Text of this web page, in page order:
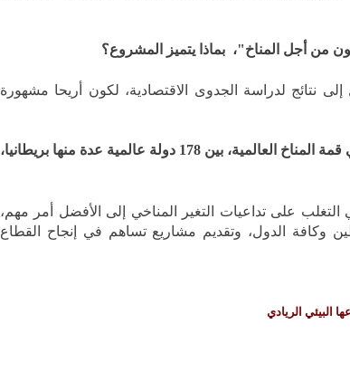
من أجل المناخ"، بماذا يتميز المشروع؟
نتائج لدراسة الجدوى الاقتصادية، لكون أريحا مشهورة
إذا حصد مشروعك الذي سيكون سفير فلسطين في المنافسة الدولية في قمة المناخ العالمية، بين 178 دولة عالمية عدة منها بريطانيا،
على تداعيات التغير المناخي إلى الأفضل أمر مهم،
وكافة الدول، وتقديم مشاريع تساهم في إنجاح القطاع
الريادي